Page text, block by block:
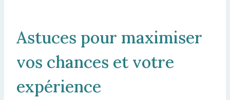
Astuces pour maximiser
vos chances et votre
expérience